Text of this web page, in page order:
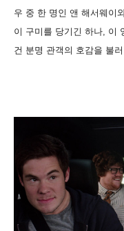
우 중 한 명인 앤 해서웨이
이 구미를 당기긴 하나, 이
건 분명 관객의 호감을 불